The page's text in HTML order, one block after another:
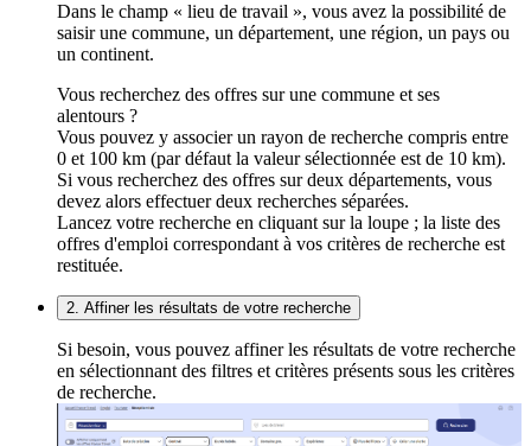
Dans le champ « lieu de travail », vous avez la possibilité de
saisir une commune, un département, une région, un pays ou
un continent.
Vous recherchez des offres sur une commune et ses
alentours ?
Vous pouvez y associer un rayon de recherche compris entre
0 et 100 km (par défaut la valeur sélectionnée est de 10 km).
Si vous recherchez des offres sur deux départements, vous
devez alors effectuer deux recherches séparées.
Lancez votre recherche en cliquant sur la loupe ; la liste des
offres d'emploi correspondant à vos critères de recherche est
restituée.
2. Affiner les résultats de votre recherche
Si besoin, vous pouvez affiner les résultats de votre recherche
en sélectionnant des filtres et critères présents sous les critères
de recherche.